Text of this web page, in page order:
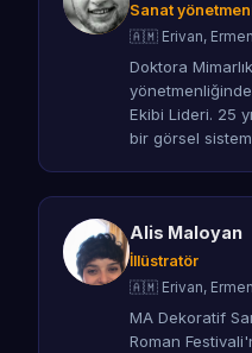
Sanat
🇦🇲 Erivan,
Doktora
Ekibi Lideri. 25
bir görsel
Alis Maloyan
İllüstratör
🇦🇲 Erivan,
MA Dekoratif
Roman